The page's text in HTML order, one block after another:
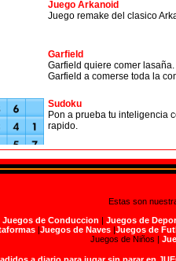
Juego Arkanoid
Juego remake del clasico
Garfield
Garfield quiere comer
Garfield a comerse toda la
Sudoku
Pon a prueba tu inteligencia
rapido.
Estas son
Juegos de Conduccion | Juegos de
|Juegos de Naves|Juegos de
Juegos de Niños |